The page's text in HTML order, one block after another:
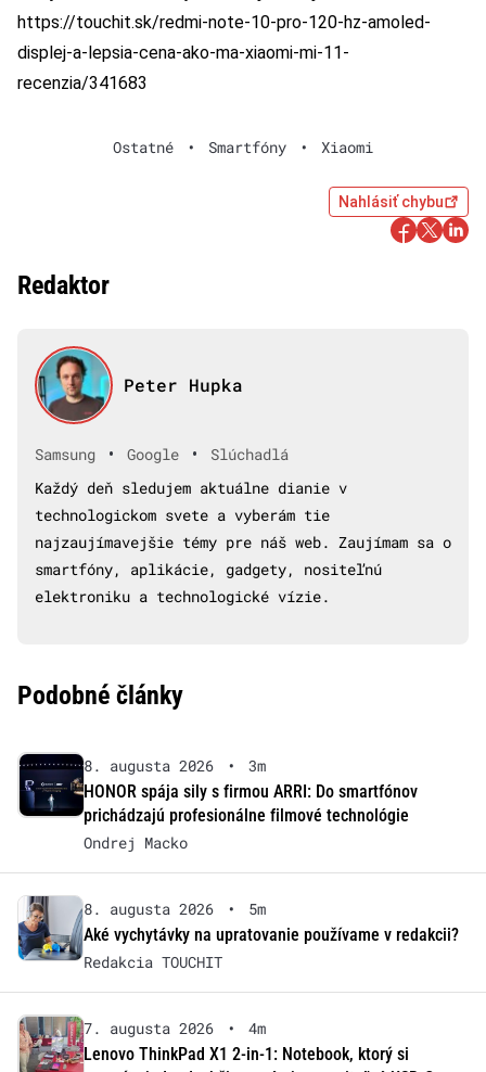
https://touchit.sk/redmi-note-10-pro-120-hz-amoled-
displej-a-lepsia-cena-ako-ma-xiaomi-mi-11-
recenzia/341683
Ostatné • Smartfóny • Xiaomi
Nahlásiť chybu
Redaktor
Peter Hupka
Samsung • Google •
Slúchadlá
Každý deň sledujem aktuálne dianie v
technologickom svete a vyberám tie
najzaujímavejšie témy pre náš web. Zaujímam sa o
smartfóny, aplikácie, gadgety, nositeľnú
elektroniku a technologické vízie.
Podobné články
8. augusta 2026 •
3m
HONOR spája sily s firmou ARRI: Do smartfónov
prichádzajú profesionálne filmové technológie
Ondrej Macko
8. augusta 2026 •
5m
Aké vychytávky na upratovanie používame v redakcii?
Redakcia TOUCHIT
7. augusta 2026 •
4m
Lenovo ThinkPad X1 2-in-1: Notebook, ktorý si